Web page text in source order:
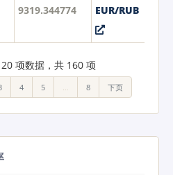
9319.344774 EUR/RUB
项数据，共 160 项
4 5 8 下页